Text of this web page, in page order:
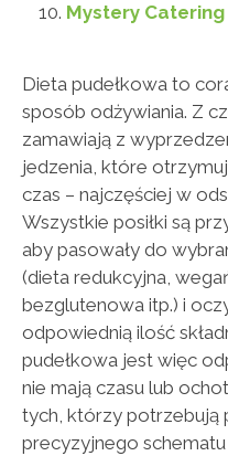
Mystery Catering
Dieta pudełkowa to
sposób odżywiania. Z
zamawiają z
jedzenia, które
czas – najczęściej w
Wszystkie posiłki są
aby pasowały do
(dieta redukcyjna,
bezglutenowa itp.) i
odpowiednią ilość
pudełkowa jest więc
nie mają czasu lub
tych, którzy potrzebują
precyzyjnego